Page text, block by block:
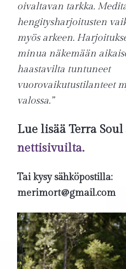
oivaltavan tarkka.
hengitysharjoitusten
myös arkeen.
minua näkemään
haastavilta tuntuneet
vuorovaikutustilanteet
valossa.”
Lue lisää Terra Soul
nettisivuilta.
Tai kysy sähköpostilla:
merimort@gmail.com